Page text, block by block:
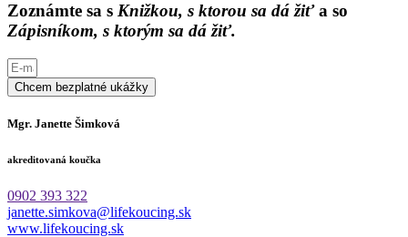
Zoznámte sa s Knižkou, s ktorou sa dá žiťa so
Zápisníkom, s ktorým sa dá žiť.
Chcem bezplatné ukážky
Mgr. Janette Šimková
akreditovaná koučka
0902 393 322
janette.simkova@lifekoucing.sk
www.lifekoucing.sk